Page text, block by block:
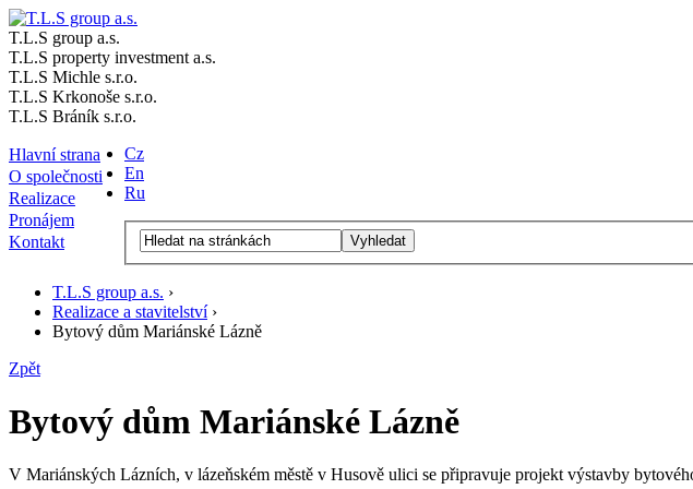
T.L.S group a.s.
T.L.S property investment a.s.
T.L.S Michle s.r.o.
T.L.S Krkonoše s.r.o.
T.L.S Bráník s.r.o.
Hlavní strana
O společnosti
Realizace
Pronájem
Kontakt
Cz
En
Ru
Vyhledat
T.L.S group a.s. ›
Realizace a stavitelství›
Bytový dům Mariánské Lázně
Zpět
Bytový dům Mariánské Lázně
V Mariánských Lázních, v lázeňském městě v Husově ulici se připravuje projekt výstavby